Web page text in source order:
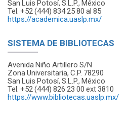
San Luis Potosí, S.L.P., México
Tel. +52 (444) 834 25 80 al 85
https://academica.uaslp.mx/
SISTEMA DE BIBLIOTECAS
Avenida Niño Artillero S/N
Zona Universitaria, C.P. 78290
San Luis Potosí, S.L.P., México
Tel. +52 (444) 826 23 00 ext 3810
https://www.bibliotecas.uaslp.mx/